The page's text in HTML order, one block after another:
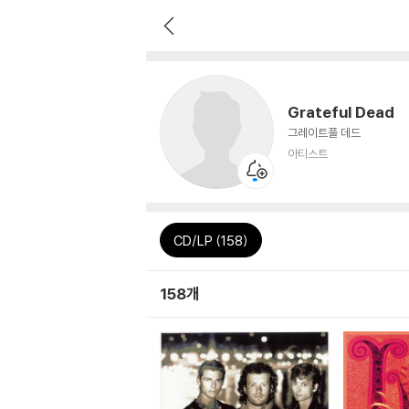
Grateful Dead
그레이트풀 데드
아티스트
CD/LP (158)
158개